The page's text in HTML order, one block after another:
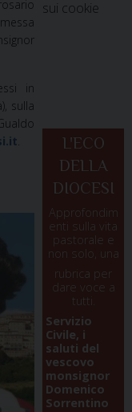
in
sulla
sui cookie
L'ECO
DELLA
DIOCESI
Approfondim
enti sulla vita
pastorale e
non solo, una
rubrica per
dare voce a
tutti.
Servizio
Civile, i
saluti del
vescovo
monsignor
Domenico
Sorrentino